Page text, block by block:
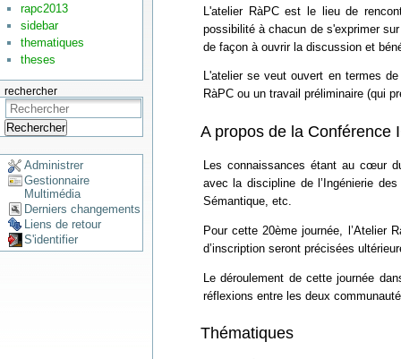
rapc2013
sidebar
thematiques
theses
rechercher
Rechercher
Administrer
Gestionnaire
Multimédia
Derniers changements
Liens de retour
S'identifier
L'atelier RàPC est le lieu de
possibilité à chacun de s'exprimer
de façon à ouvrir la discussion et
L'atelier se veut ouvert en termes
RàPC ou un travail préliminaire (qui
A propos de la Conférence
Les connaissances étant au cœur
avec la discipline de l’Ingénierie
Sémantique, etc.
Pour cette 20ème journée, l’Atelier
d’inscription seront précisées
Le déroulement de cette journée
réflexions entre les deux
Thématiques